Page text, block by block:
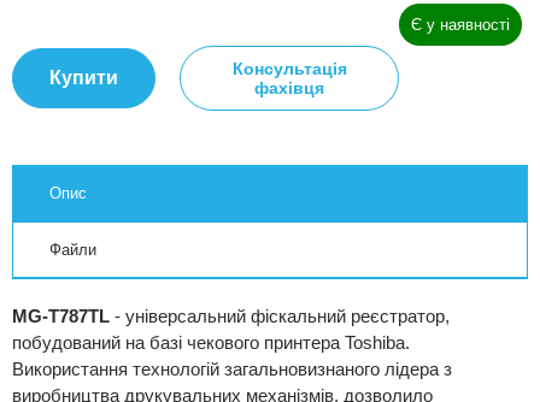
Є у наявності
Купити
Консультація
фахівця
Опис
Файли
MG-T787TL - універсальний фіскальний реєстратор,
побудований на базі чекового принтера Toshiba.
Використання технологій загальновизнаного лідера з
виробництва друкувальних механізмів, дозволило